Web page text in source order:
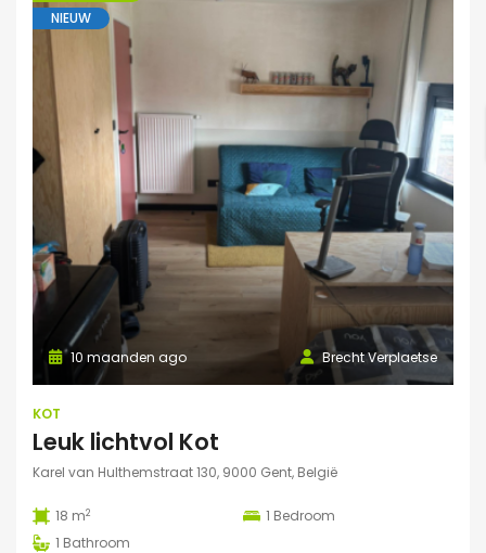
NIEUW
Brecht Verplaetse
10 maanden ago
KOT
Leuk lichtvol Kot
Karel van Hulthemstraat 130, 9000 Gent, België
18 m2 1 Bedroom
1 Bathroom